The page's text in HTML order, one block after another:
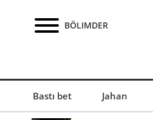
BÖLIMDER
Bastı bet Jahan